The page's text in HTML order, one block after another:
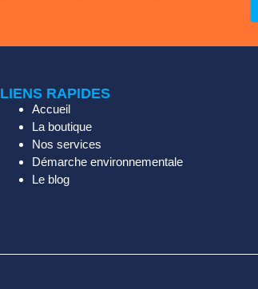
LIENS RAPIDES
Accueil
La boutique
Nos services
Démarche environnementale
Le blog